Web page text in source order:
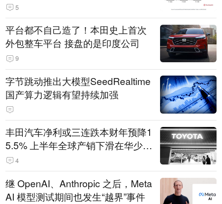
5
平台都不自己造了！本田史上首次
外包整车平台 接盘的是印度公司
9
字节跳动推出大模型SeedRealtime
国产算力逻辑有望持续加强
丰田汽车净利或三连跌本财年预降1
5.5% 上半年全球产销下滑在华少卖
14.3万辆
4
继 OpenAI、Anthropic 之后，Meta
AI 模型测试期间也发生“越界”事件